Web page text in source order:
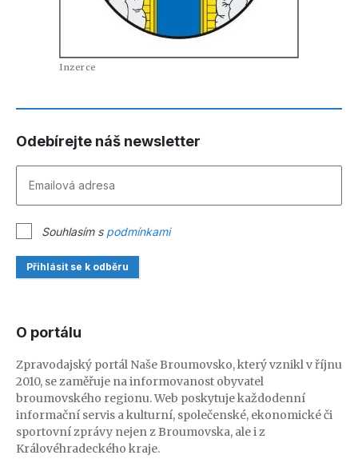
Odebírejte náš newsletter
Souhlasím s podmínkami
Přihlásit se k odběru
O portálu
Zpravodajský portál Naše Broumovsko, který vznikl v říjnu
2010, se zaměřuje na informovanost obyvatel
broumovského regionu. Web poskytuje každodenní
informační servis a kulturní, společenské, ekonomické či
sportovní zprávy nejen z Broumovska, ale i z
Královéhradeckého kraje.